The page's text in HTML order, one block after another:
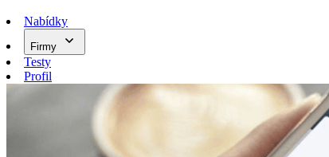
Nabídky
Firmy
Testy
Profil